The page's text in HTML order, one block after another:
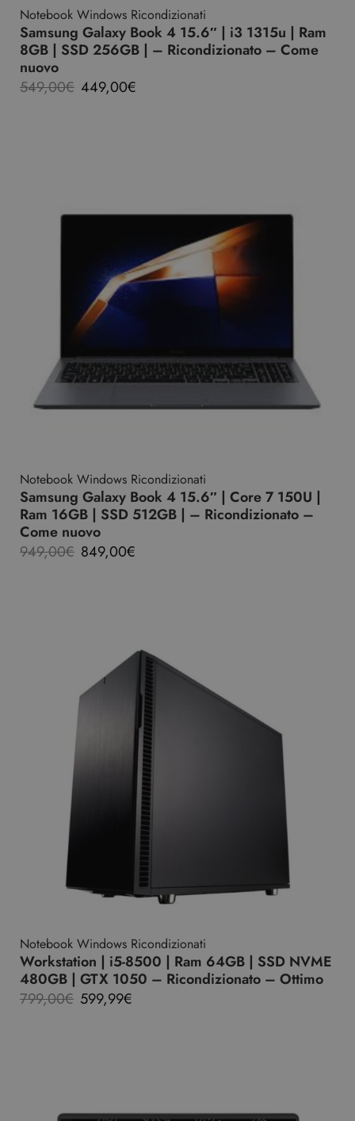
Notebook Windows Ricondizionati
Samsung Galaxy Book 4 15.6″ | i3 1315u | Ram
8GB | SSD 256GB | – Ricondizionato – Come
nuovo
549,00€ 449,00€
Notebook Windows Ricondizionati
Samsung Galaxy Book 4 15.6″ | Core 7 150U |
Ram 16GB | SSD 512GB | – Ricondizionato –
Come nuovo
949,00€ 849,00€
Notebook Windows Ricondizionati
Workstation | i5-8500 | Ram 64GB | SSD NVME
480GB | GTX 1050 – Ricondizionato – Ottimo
799,00€ 599,99€